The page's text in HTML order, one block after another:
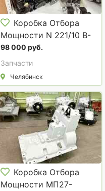
Коробка Отбора
Мощности N 221/10 B-
IT (6091 005 020).
98 000 руб.
Запчасти
Челябинск
Коробка Отбора
Мощности МП27-